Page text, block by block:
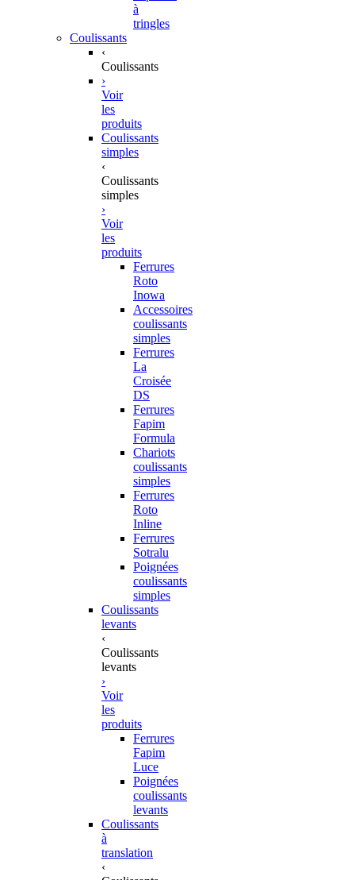
à
tringles
Coulissants
‹
Coulissants
›
Voir
les
produits
Coulissants
simples
‹
Coulissants
simples
›
Voir
les
produits
Ferrures
Roto
Inowa
Accessoires
coulissants
simples
Ferrures
La
Croisée
DS
Ferrures
Fapim
Formula
Chariots
coulissants
simples
Ferrures
Roto
Inline
Ferrures
Sotralu
Poignées
coulissants
simples
Coulissants
levants
‹
Coulissants
levants
›
Voir
les
produits
Ferrures
Fapim
Luce
Poignées
coulissants
levants
Coulissants
à
translation
‹